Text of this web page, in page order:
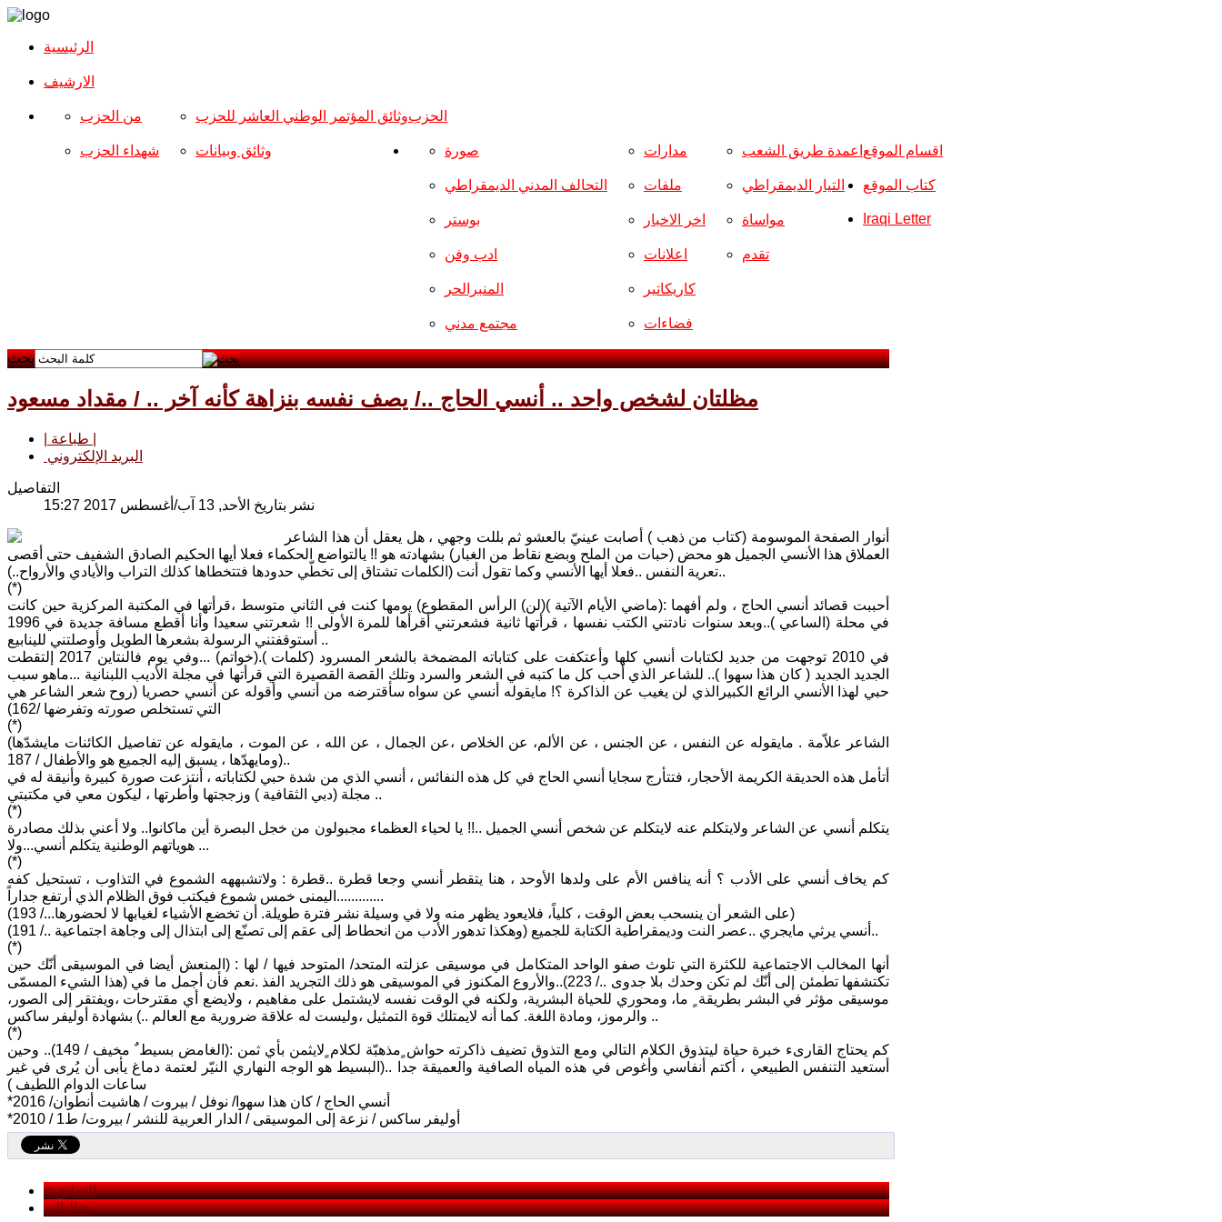
الرئيسية
الارشیف
الحزب من الحزب
شهداء الحزب
وثائق المؤتمر الوطني العاشر للحزب
وثائق وبيانات اقسام الموقع صورة
التحالف المدني الديمقراطي
بوستر
ادب وفن
المنبرالحر
مجتمع مدني
مدارات
ملفات
اخر الاخبار
اعلانات
كاريكاتير
فضاءات
اعمدة طريق الشعب
التيار الديمقراطي
مواساة
تقدم
كتاب الموقع
Iraqi Letter
بحث
مظلتان لشخص واحد .. أنسي الحاج ../ يصف نفسه بنزاهة كأنه آخر .. / مقداد مسعود
البريد الإلكتروني
التفاصيل
نشر بتاريخ الأحد, 13 آب/أغسطس 2017 15:27
أنوار الصفحة الموسومة (كتاب من ذهب ) أصابت عينيّ بالعشو ثم بللت وجهي ، هل يعقل أن هذا الشاعر
العملاق هذا الأنسي الجميل هو محض (حبات من الملح وبضع نقاط من الغبار) بشهادته هو !! يالتواضع الحكماء فعلا أيها الحكيم الصادق الشفيف حتى أقصى
تعرية النفس ..فعلا أيها الأنسي وكما تقول أنت (الكلمات تشتاق إلى تخطّي حدودها فتتخطاها كذلك التراب والأيادي والأرواح..)..
(*)
أحببت قصائد أنسي الحاج ، ولم أفهما :(ماضي الأيام الآتية )(لن) الرأس المقطوع) يومها كنت في الثاني متوسط ،قرأتها في المكتبة المركزية حين كانت
في محلة (الساعي )..وبعد سنوات نادتني الكتب نفسها ، قرأتها ثانية فشعرتني أقرأها للمرة الأولى !! شعرتني سعيدا وأنا أقطع مسافة جديدة في 1996
أستوقفتني الرسولة بشعرها الطويل وأوصلتني للينابيع ..
في 2010 توجهت من جديد لكتابات أنسي كلها وأعتكفت على كتاباته المضمخة بالشعر المسرود (كلمات ).(خواتم) ...وفي يوم فالنتاين 2017 إلتقطت
الجديد الجديد ( كان هذا سهوا ).. للشاعر الذي أحب كل ما كتبه في الشعر والسرد وتلك القصة القصيرة التي قرأتها في مجلة الأديب اللبنانية ...ماهو سبب
حبي لهذا الأنسي الرائع الكبيرالذي لن يغيب عن الذاكرة ؟! مايقوله أنسي عن سواه سأقترضه من أنسي وأقوله عن أنسي حصريا (روح شعر الشاعر هي
التي تستخلص صورته وتفرضها /162)
(*)
(الشاعر علاّمة . مايقوله عن النفس ، عن الجنس ، عن الألم، عن الخلاص ،عن الجمال ، عن الله ، عن الموت ، مايقوله عن تفاصيل الكائنات مايشدّها
ومايهدّها ، يسبق إليه الجميع هو والأطفال / 187)..
أتأمل هذه الحديقة الكريمة الأحجار، فتتأرج سجايا أنسي الحاج في كل هذه النفائس ، أنسي الذي من شدة حبي لكتاباته ، أنتزعت صورة كبيرة وأنيقة له في
مجلة (دبي الثقافية ) وزججتها وأطرتها ، ليكون معي في مكتبتي ..
(*)
يتكلم أنسي عن الشاعر ولايتكلم عنه لايتكلم عن شخص أنسي الجميل ..!! يا لحياء العظماء مجبولون من خجل البصرة أين ماكانوا.. ولا أعني بذلك مصادرة
هوياتهم الوطنية يتكلم أنسي...ولا ...
(*)
كم يخاف أنسي على الأدب ؟ أنه ينافس الأم على ولدها الأوحد ، هنا يتقطر أنسي وجعا قطرة ..قطرة : ولاتشبههه الشموع في التذاوب ، تستحيل كفه
اليمنى خمس شموع فيكتب فوق الظلام الذي أرتفع جداراً.............
(على الشعر أن ينسحب بعض الوقت ، كلياً، فلايعود يظهر منه ولا في وسيلة نشر فترة طويلة. أن تخضع الأشياء لغيابها لا لحضورها.../ 193)
أنسي يرثي مايجري ..عصر النت وديمقراطية الكتابة للجميع (وهكذا تدهور الأدب من انحطاط إلى عقم إلى تصنّع إلى ابتذال إلى وجاهة اجتماعية ../ 191)..
(*)
أنها المخالب الاجتماعية للكثرة التي تلوث صفو الواحد المتكامل في موسيقى عزلته المتحد/ المتوحد فيها / لها : (المنعش أيضا في الموسيقى أنّك حين
تكتشفها تطمئن إلى أنّك لم تكن وحدك بلا جدوى ../ 223)..والأروع المكنوز في الموسيقى هو ذلك التجريد الفذ .نعم فأن أجمل ما في (هذا الشيء المسمّى
موسيقى مؤثر في البشر بطريقة ٍ ما، ومحوري للحياة البشرية، ولكنه في الوقت نفسه لايشتمل على مفاهيم ، ولايضع أي مقترحات ،ويفتقر إلى الصور،
والرموز، ومادة اللغة. كما أنه لايمتلك قوة التمثيل ،وليست له علاقة ضرورية مع العالم ..) بشهادة أوليفر ساكس ..
(*)
كم يحتاج القارىء خبرة حياة ليتذوق الكلام التالي ومع التذوق تضيف ذاكرته حواش ٍمذهبّة لكلام ٍلايثمن بأي ثمن :(الغامض بسيط ٌ مخيف / 149).. وحين
أستعيد التنفس الطبيعي ، أكتم أنفاسي وأغوص في هذه المياه الصافية والعميقة جدا ..(البسيط هو الوجه النهاري النيّر لعتمة دماغ يأبى أن يُرى في غير
ساعات الدوام اللطيف )
*أنسي الحاج / كان هذا سهوا/ نوفل / بيروت / هاشيت أنطوان/ 2016
*أوليفر ساكس / نزعة إلى الموسيقى / الدار العربية للنشر / بيروت/ ط1 / 2010
< السابق
التالي >